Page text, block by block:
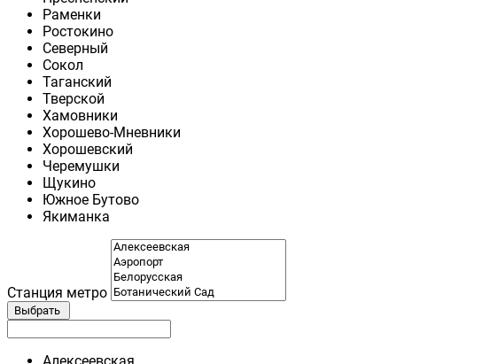
Раменки
Ростокино
Северный
Сокол
Таганский
Тверской
Хамовники
Хорошево-Мневники
Хорошевский
Черемушки
Щукино
Южное Бутово
Якиманка
Станция метро
Выбрать